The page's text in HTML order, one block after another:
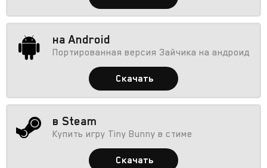
на Android
Портированная версия Зайчика на андроид
Скачать
в Steam
Купить игру Tiny Bunny в стиме
Скачать